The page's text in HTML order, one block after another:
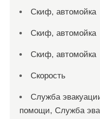
Скиф, автомойка
Скиф, автомойка
Скиф, автомойка
Скорость
Служба
помощи, Служба